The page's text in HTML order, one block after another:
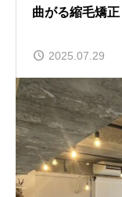
曲がる縮毛矯正
2025.07.29